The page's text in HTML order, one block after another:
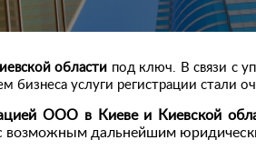
области под ключ. В связи с
бизнеса услуги регистрации стали
ООО в Киеве и Киевской
возможным дальнейшим